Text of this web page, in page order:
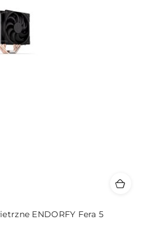
ENDORFY Fera 5